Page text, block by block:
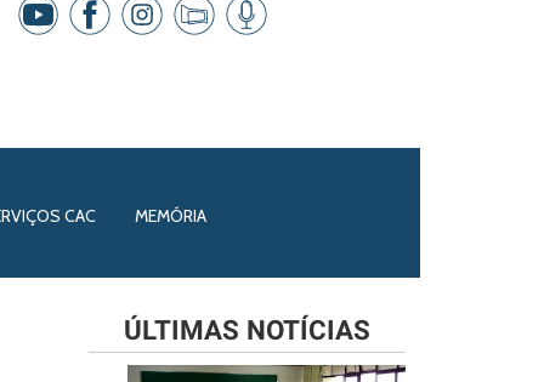
CAC MEMÓRIA
ÚLTIMAS NOTÍCIAS